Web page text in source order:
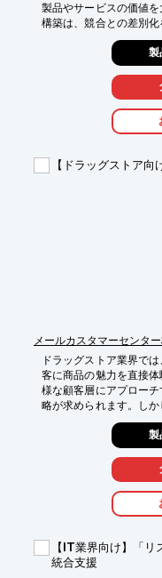
製品やサービスの価値
構築は、競合との差別化
要です。DIC株式会社
す。ブランド開発から
で、包括的なサービス
【活用シーン】
・ITサービスの提供
・システムインテグレー
・Webサービスの展開
製
【ドラッグストア
メールカスタマーセンタ
ドラッグストア業界で
客に商品の魅力を直接
様な顧客層にアプロー
略が求められます。しか
っては顧客への情報伝
当社の現物マーケティ
【活用シーン】
*   新商品のサンプル送付
*   季節限定商品の販促
*   顧客への来店促進
*   販促効果の向上
*   顧客へのリーチ拡大
製
【IT業界向け】「
統合支援